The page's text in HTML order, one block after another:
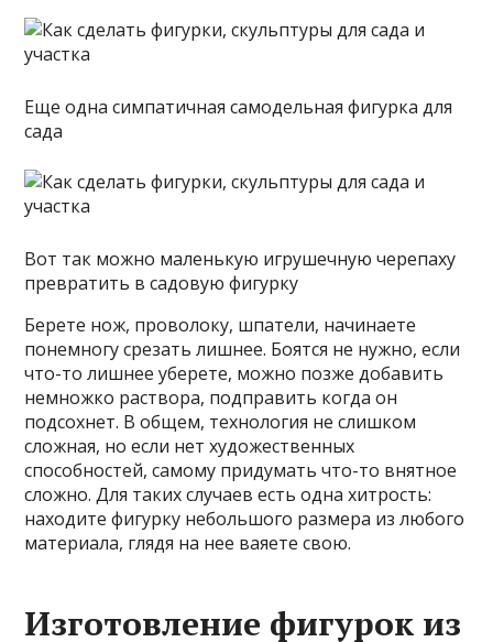
Еще одна симпатичная самодельная фигурка для
сада
Вот так можно маленькую игрушечную черепаху
превратить в садовую фигурку
Берете нож, проволоку, шпатели, начинаете
понемногу срезать лишнее. Боятся не нужно, если
что-то лишнее уберете, можно позже добавить
немножко раствора, подправить когда он
подсохнет. В общем, технология не слишком
сложная, но если нет художественных
способностей, самому придумать что-то внятное
сложно. Для таких случаев есть одна хитрость:
находите фигурку небольшого размера из любого
материала, глядя на нее ваяете свою.
Изготовление фигурок из